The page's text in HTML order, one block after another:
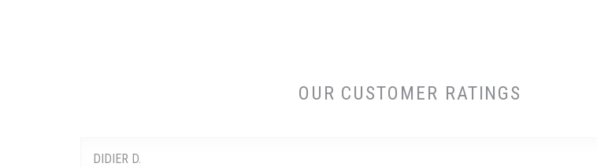
OUR CUSTOMER RATINGS
DIDIER D